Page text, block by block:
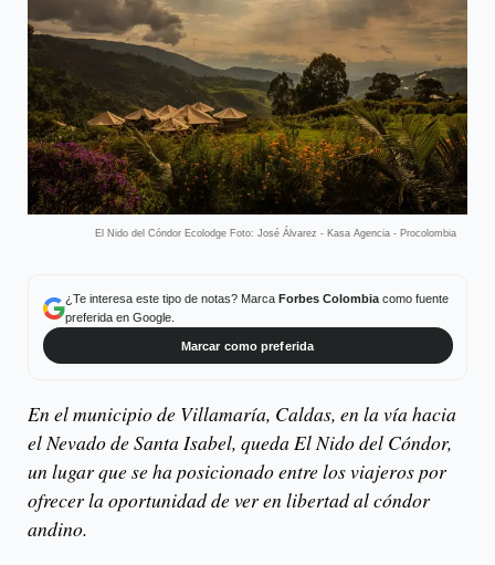
El Nido del Cóndor Ecolodge Foto: José Álvarez - Kasa Agencia - Procolombia
¿Te interesa este tipo de notas? Marca Forbes Colombiacomo fuente
preferida en Google.
Marcar como preferida
En el municipio de Villamaría, Caldas, en la vía hacia
el Nevado de Santa Isabel, queda El Nido del Cóndor,
un lugar que se ha posicionado entre los viajeros por
ofrecer la oportunidad de ver en libertad al cóndor
andino.